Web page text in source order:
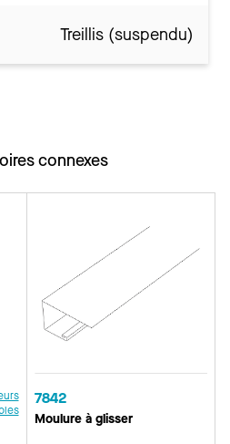
Treillis (suspendu)
connexes
7842
Moulure à glisser